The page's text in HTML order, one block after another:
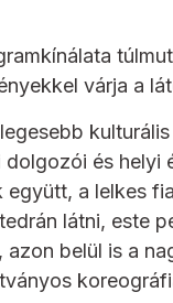
várja a
és helyi
a lelkes
látni, este
belül is a